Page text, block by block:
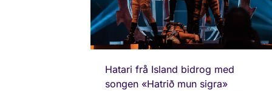
Hatari frå Island bidrog med
songen «Hatrið mun sigra»